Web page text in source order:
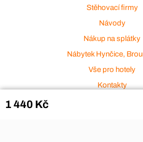
1 440 Kč
Stěhovací firmy
Návody
Nákup na splátky
Nábytek Hynčice,
Vše pro hotely
Kontakty
Přijímáme